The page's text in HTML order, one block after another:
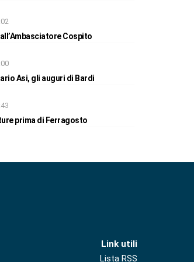
Cospito
Asi, gli auguri di Bardi
prima di Ferragosto
Link utili
Lista RSS